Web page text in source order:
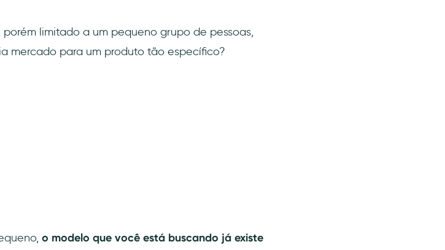
limitado a um pequeno grupo de pessoas,
mercado para um produto tão específico?
o modelo que você está buscando já existe